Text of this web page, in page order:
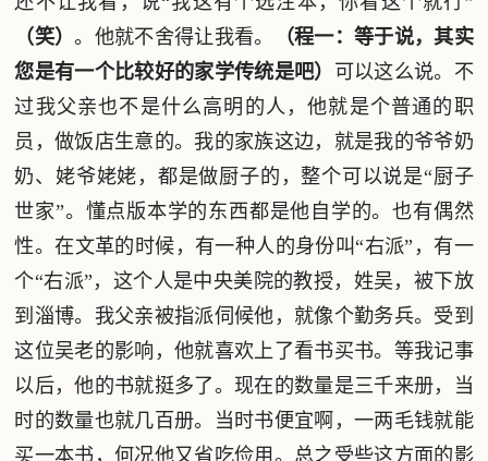
（笑）。他就不舍得让我看。
（程一：等于说，其实
您是有一个比较好的家学传统是吧） 可以这么说。不
过我父亲也不是什么高明的人，他就是个普通的职
员，做饭店生意的。我的家族这边，就是我的爷爷奶
奶、姥爷姥姥，都是做厨子的，整个可以说是“厨子
世家”。懂点版本学的东西都是他自学的。也有偶然
性。在文革的时候，有一种人的身份叫“右派”，有一
个“右派”，这个人是中央美院的教授，姓吴，被下放
到淄博。我父亲被指派伺候他，就像个勤务兵。受到
这位吴老的影响，他就喜欢上了看书买书。等我记事
以后，他的书就挺多了。现在的数量是三千来册，当
时的数量也就几百册。当时书便宜啊，一两毛钱就能
买一本书，何况他又省吃俭用。总之受些这方面的影